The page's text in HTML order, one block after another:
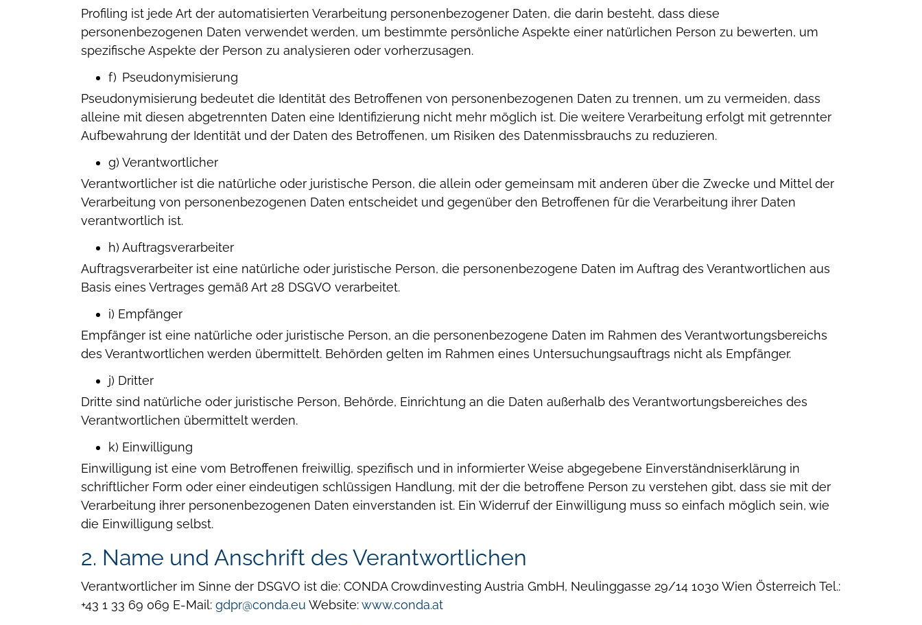
Profiling ist jede Art der automatisierten Verarbeitung personenbezogener Daten, die darin besteht, dass diese
personenbezogenen Daten verwendet werden, um bestimmte persönliche Aspekte einer natürlichen Person zu bewerten, um
spezifische Aspekte der Person zu analysieren oder vorherzusagen.
f) Pseudonymisierung
Pseudonymisierung bedeutet die Identität des Betroffenen von personenbezogenen Daten zu trennen, um zu vermeiden, dass
alleine mit diesen abgetrennten Daten eine Identifizierung nicht mehr möglich ist. Die weitere Verarbeitung erfolgt mit getrennter
Aufbewahrung der Identität und der Daten des Betroffenen, um Risiken des Datenmissbrauchs zu reduzieren.
g) Verantwortlicher
Verantwortlicher ist die natürliche oder juristische Person, die allein oder gemeinsam mit anderen über die Zwecke und Mittel der
Verarbeitung von personenbezogenen Daten entscheidet und gegenüber den Betroffenen für die Verarbeitung ihrer Daten
verantwortlich ist.
h) Auftragsverarbeiter
Auftragsverarbeiter ist eine natürliche oder juristische Person, die personenbezogene Daten im Auftrag des Verantwortlichen aus
Basis eines Vertrages gemäß Art 28 DSGVO verarbeitet.
i) Empfänger
Empfänger ist eine natürliche oder juristische Person, an die personenbezogene Daten im Rahmen des Verantwortungsbereichs
des Verantwortlichen werden übermittelt. Behörden gelten im Rahmen eines Untersuchungsauftrags nicht als Empfänger.
j) Dritter
Dritte sind natürliche oder juristische Person, Behörde, Einrichtung an die Daten außerhalb des Verantwortungsbereiches des
Verantwortlichen übermittelt werden.
k) Einwilligung
Einwilligung ist eine vom Betroffenen freiwillig, spezifisch und in informierter Weise abgegebene Einverständniserklärung in
schriftlicher Form oder einer eindeutigen schlüssigen Handlung, mit der die betroffene Person zu verstehen gibt, dass sie mit der
Verarbeitung ihrer personenbezogenen Daten einverstanden ist. Ein Widerruf der Einwilligung muss so einfach möglich sein, wie
die Einwilligung selbst.
2. Name und Anschrift des Verantwortlichen
Verantwortlicher im Sinne der DSGVO ist die: CONDA Crowdinvesting Austria GmbH, Neulinggasse 29/14 1030 Wien Österreich Tel.:
+43 1 33 69 069 E-Mail: gdpr@conda.eu Website:www.conda.at